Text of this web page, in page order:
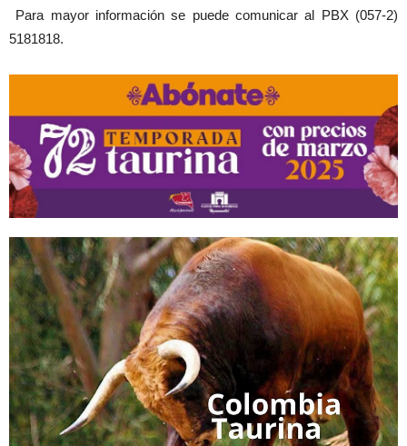
Para mayor información se puede comunicar al PBX (057-2)
5181818.